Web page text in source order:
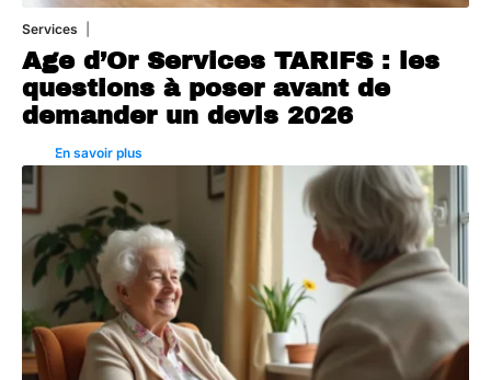
Services
Age d’Or Services TARIFS : les
questions à poser avant de
demander un devis 2026
En savoir plus